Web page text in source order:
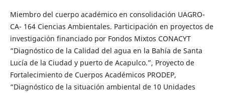
Miembro del cuerpo académico en consolidación UAGRO-
CA- 164 Ciencias Ambientales. Participación en proyectos de
investigación financiado por Fondos Mixtos CONACYT
“Diagnóstico de la Calidad del agua en la Bahía de Santa
Lucía de la Ciudad y puerto de Acapulco.”, Proyecto de
Fortalecimiento de Cuerpos Académicos PRODEP,
“Diagnóstico de la situación ambiental de 10 Unidades